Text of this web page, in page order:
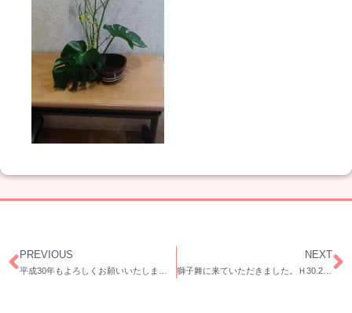
PREVIOUS NEXT
獅子舞に来ていただきました。Ｈ30.2.23